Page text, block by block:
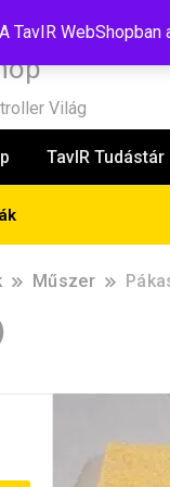
A TavIR
Világ
TavIR Tudástár
Műszer